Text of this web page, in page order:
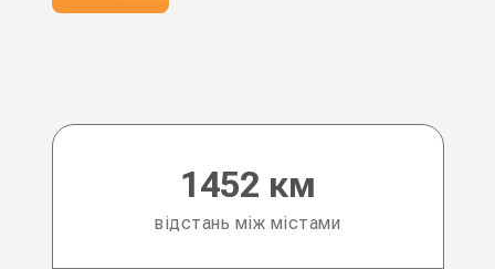
відстань між містами
1452 км